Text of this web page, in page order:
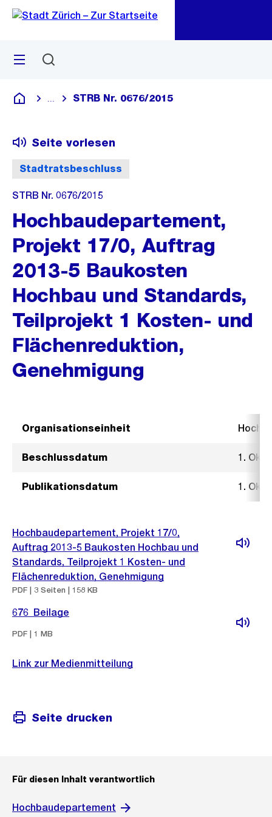
Navigation
Sprunglink
Menü
Deutsch
Blende alle Breadcrumbs ein
STRB Nr. 0676/2015
Stadtratsbeschluss
Seite vorlesen
STRB Nr. 0676/2015
Hochbaudepartement,
Projekt 17/0, Auftrag
2013-5 Baukosten
Hochbau und Standards,
Teilprojekt 1 Kosten- und
Flächenreduktion,
Genehmigung
Organisationseinheit
Beschlussdatum 1.
Publikationsdatum 1.
Hochbaudepartement, Projekt 17/0,
Auftrag 2013-5 Baukosten Hochbau und
Standards, Teilprojekt 1 Kosten- und
Flächenreduktion, Genehmigung
PDF | 3 Seiten | 158 KB
676_Beilage
PDF | 1 MB
Link zur Medienmitteilung
Seite drucken
Für diesen Inhalt verantwortlich
Hochbaudepartement